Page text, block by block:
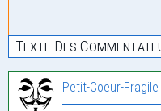
Texte Des
Petit-Coeur-